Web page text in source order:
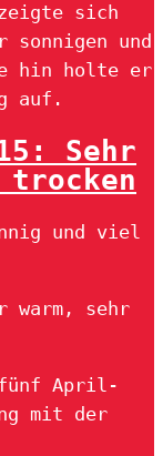
sich
und
hin holte er
auf.
Sehr
und viel
warm, sehr
fünf April-
mit der